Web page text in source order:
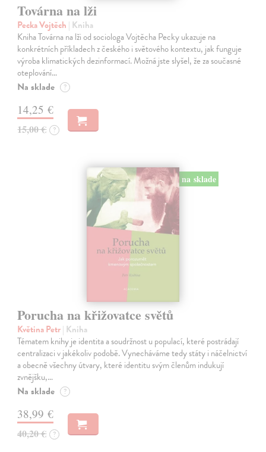
Továrna na lži
Pecka Vojtěch | Kniha
Kniha Továrna na lži od sociologa Vojtěcha Pecky ukazuje na
konkrétních příkladech z českého i světového kontextu, jak funguje
výroba klimatických dezinformací. Možná jste slyšel, že za současné
oteplování…
Na sklade ?
14,25 €
15,00 € ?
na sklade
Porucha na křižovatce světů
Květina Petr| Kniha
Tématem knihy je identita a soudržnost u populací, které postrádají
centralizaci v jakékoliv podobě. Vynecháváme tedy státy i náčelnictví
a obecně všechny útvary, které identitu svým členům indukují
zvnějšku,…
Na sklade ?
38,99 €
40,20 € ?